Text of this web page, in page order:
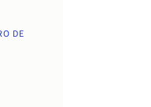
DE